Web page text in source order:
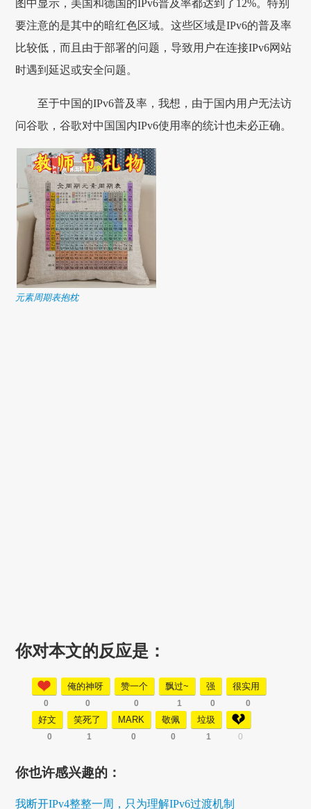
图中显示，美国和德国的IPv6普及率都达到了12%。特别
要注意的是其中的暗红色区域。这些区域是IPv6的普及率
比较低，而且由于部署的问题，导致用户在连接IPv6网站
时遇到延迟或安全问题。
至于中国的IPv6普及率，我想，由于国内用户无法访
问谷歌，谷歌对中国国内IPv6使用率的统计也未必正确。
元素周期表抱枕
你对本文的反应是：
0
俺的神呀
0
赞一个
0
飘过~
1
强
0
很实用
0
好文
0
笑死了
1
MARK
0
敬佩
0
垃圾
1 0
你也许感兴趣的：
我断开IPv4整整一周，只为理解IPv6过渡机制